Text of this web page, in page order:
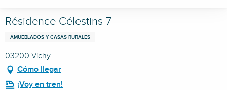
Résidence Célestins 7
AMUEBLADOS Y CASAS RURALES
03200 Vichy
Cómo llegar
¡Voy en tren!